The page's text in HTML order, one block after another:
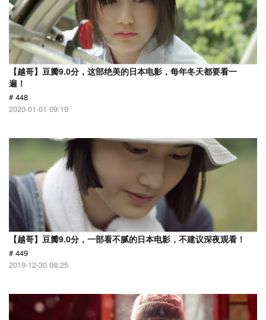
【越哥】豆瓣9.0分，这部绝美的日本电影，每年冬天都要看一
遍！
# 448
2020-01-01 09:19
【越哥】豆瓣9.0分，一部看不腻的日本电影，不建议深夜观看！
# 449
2019-12-30 08:25